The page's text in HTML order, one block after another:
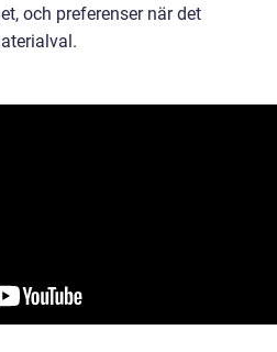
och preferenser när det